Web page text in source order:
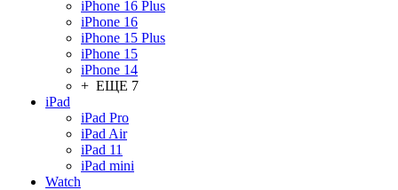
iPhone 16 Plus
iPhone 16
iPhone 15 Plus
iPhone 15
iPhone 14
+ ЕЩЕ 7
iPad
iPad Pro
iPad Air
iPad 11
iPad mini
Watch